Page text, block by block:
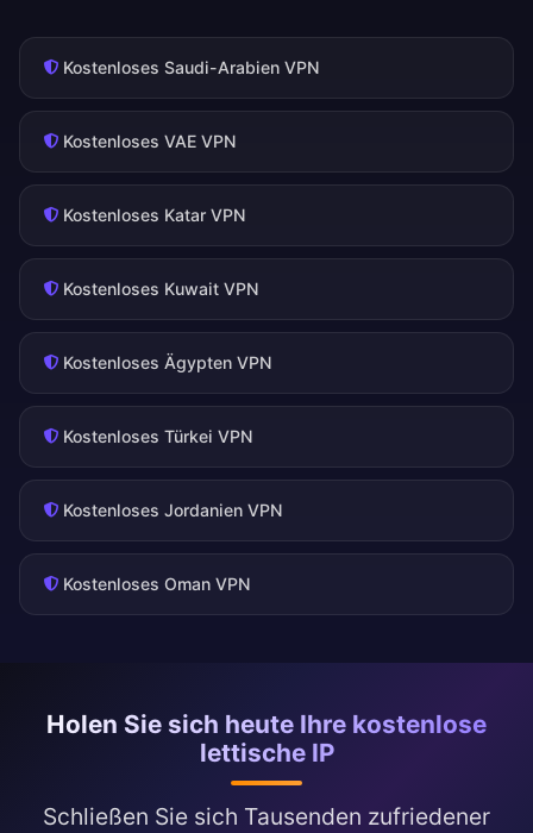
Kostenloses Saudi-Arabien VPN
Kostenloses VAE VPN
Kostenloses Katar VPN
Kostenloses Kuwait VPN
Kostenloses Ägypten VPN
Kostenloses Türkei VPN
Kostenloses Jordanien VPN
Kostenloses Oman VPN
Holen Sie sich heute Ihre kostenlose
lettische IP
Schließen Sie sich Tausenden zufriedener